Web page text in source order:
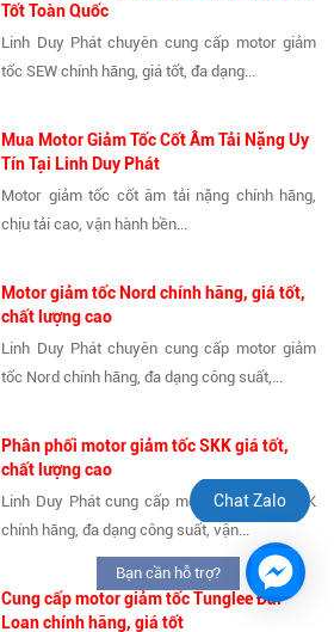
Tốt Toàn Quốc
Linh Duy Phát chuyên cung cấp motor giảm
tốc SEW chính hãng, giá tốt, đa dạng...
Mua Motor Giảm Tốc Cốt Âm Tải Nặng Uy
Tín Tại Linh Duy Phát
Motor giảm tốc cốt âm tải nặng chính hãng,
chịu tải cao, vận hành bền...
Motor giảm tốc Nord chính hãng, giá tốt,
chất lượng cao
Linh Duy Phát chuyên cung cấp motor giảm
tốc Nord chính hãng, đa dạng công suất,...
Phân phối motor giảm tốc SKK giá tốt,
chất lượng cao
Linh Duy Phát cung cấp motor giảm tốc SKK
chính hãng, đa dạng công suất, vận...
Cung cấp motor giảm tốc Tunglee Đài
Loan chính hãng, giá tốt
Chat Zalo
Bạn cần hỗ trợ?